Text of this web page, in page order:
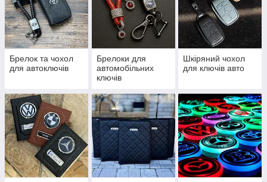
Брелок та чохол
для автоключів
Брелоки для
автомобільних
ключів
Шкіряний чохол
для ключів авто